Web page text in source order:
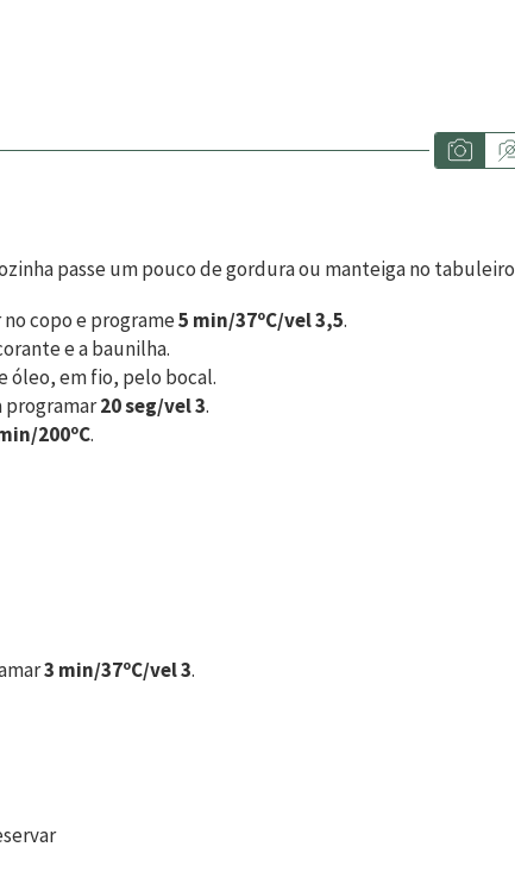
passe um pouco de gordura ou manteiga no tabuleiro
no copo e programe5 min/37ºC/vel 3,5.
e a baunilha.
óleo, em fio, pelo bocal.
programar20 seg/vel 3.
200ºC.
3 min/37ºC/vel 3.